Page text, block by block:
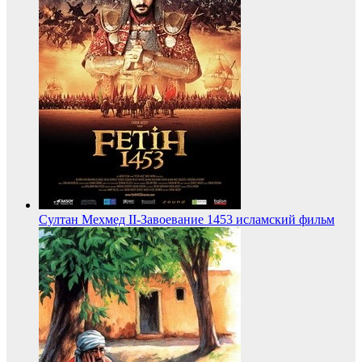
Султан Мехмед II-Завоевание 1453 исламский фильм